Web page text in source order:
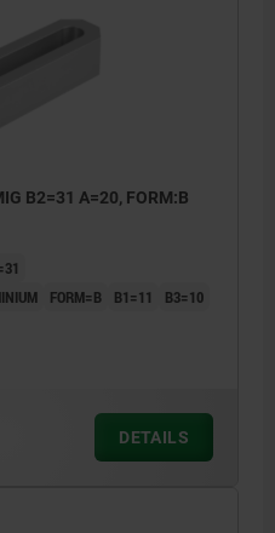
B2=31 A=20, FORM:B
FORM=B B1=11
B3=10
DETAILS